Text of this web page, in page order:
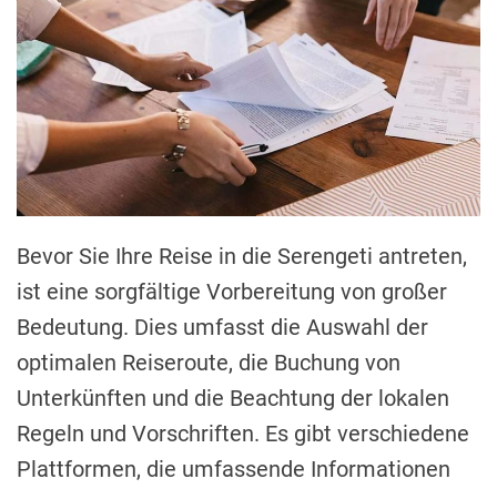
Bevor Sie Ihre Reise in die Serengeti antreten,
ist eine sorgfältige Vorbereitung von großer
Bedeutung. Dies umfasst die Auswahl der
optimalen Reiseroute, die Buchung von
Unterkünften und die Beachtung der lokalen
Regeln und Vorschriften. Es gibt verschiedene
Plattformen, die umfassende Informationen